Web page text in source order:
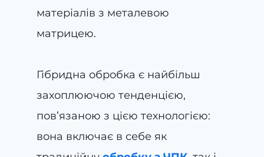
матеріалів з металевою
матрицею.
Гібридна обробка є найбільш
захоплюючою тенденцією,
пов’язаною з цією технологією:
вона включає в себе як